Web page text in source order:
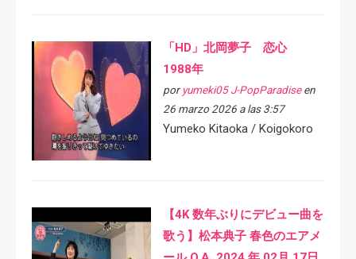
「HD」北岡夢子 恋心
1988年
por yumeki05 J-PopParadiseen
26 marzo 2026 a las 3:57
Yumeko Kitaoka / Koigokoro
【4K 数年ぶりにデビュー曲を
歌う】松本典子 春色のエアメ